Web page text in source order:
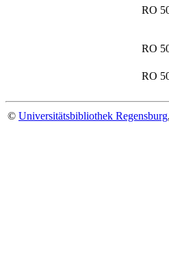
RO
RO
RO
© Universitätsbibliothek Regensburg